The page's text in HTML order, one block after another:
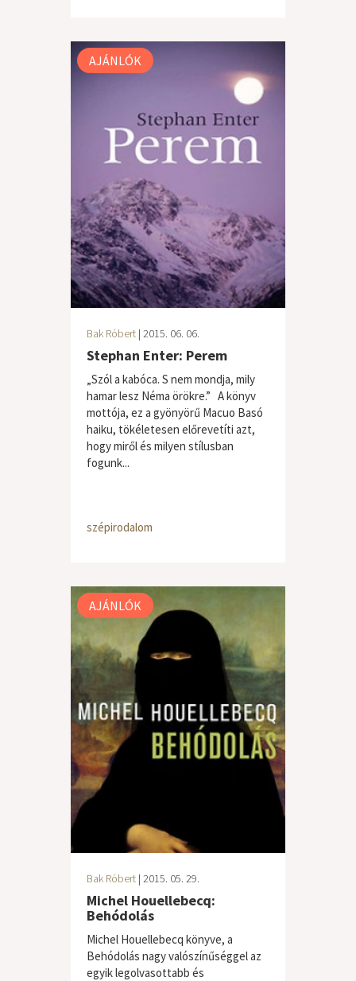
AJÁNLÓK
Bak Róbert | 2015. 06. 06.
Stephan Enter: Perem
„Szól a kabóca. S nem mondja, mily
hamar lesz Néma örökre.” A könyv
mottója, ez a gyönyörű Macuo Basó
haiku, tökéletesen előrevetíti azt,
hogy miről és milyen stílusban
fogunk...
szépirodalom
AJÁNLÓK
Bak Róbert | 2015. 05. 29.
Michel Houellebecq:
Behódolás
Michel Houellebecq könyve, a
Behódolás nagy valószínűséggel az
egyik legolvasottabb és